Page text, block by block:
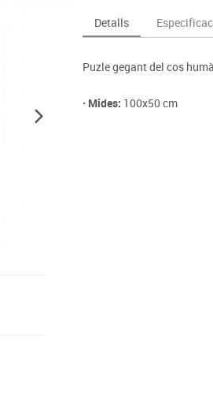
Videoprojecció
Taules escolars,
Cadires, bancs i
Detalls
Puzle gegant del cos
· Mides: 100x50 cm